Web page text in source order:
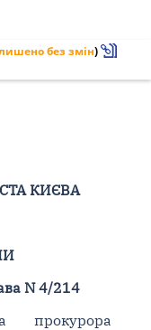
без змін)
КИЄВА
N 4/214
прокурора